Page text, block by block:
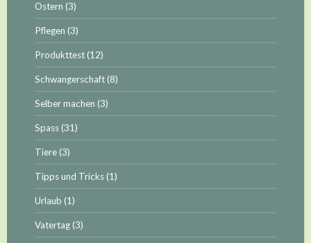
Ostern (3)
Pflegen (3)
Produkttest(12)
Schwangerschaft(8)
Selber machen (3)
Spass(31)
Tiere(3)
Tipps und Tricks(1)
Urlaub (1)
Vatertag(3)